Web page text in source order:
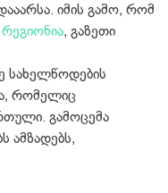
იმის გამო, რომ
, გაზეთი
სახელწოდების
რომელიც
გამოცემა
ამზადებს,